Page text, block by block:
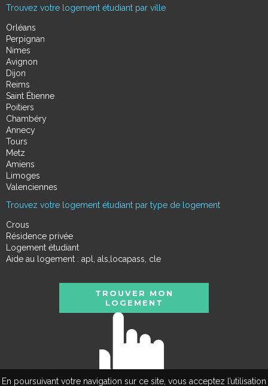
En poursuivant votre navigation sur ce site, vous acceptez l’utilisation
Trouvez votre logement étudiant par ville
Orléans
Perpignan
Nimes
Avignon
Dijon
Reims
Saint Étienne
Poitiers
Chambéry
Annecy
Tours
Metz
Amiens
Limoges
Valenciennes
Trouvez votre logement étudiant par type de logement
Crous
Résidence privée
Logement étudiant
Aide au logement : apl, als,locapass, cle
TROUVER MON
LOGEMENT